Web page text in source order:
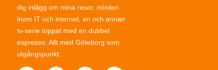
dig inlägg om mina resor, nörderi
inom IT och internet, en och annan
tv-serie toppat med en dubbel
espresso. Allt med Göteborg som
utgångspunkt.